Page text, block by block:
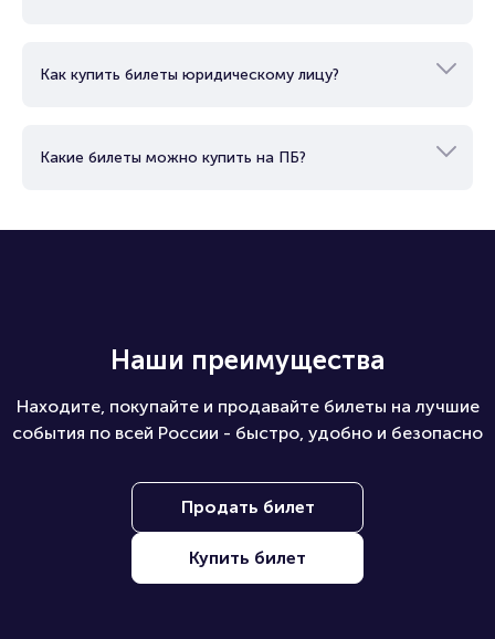
Как купить билеты юридическому лицу?
Какие билеты можно купить на ПБ?
Наши преимущества
Находите, покупайте и продавайте билеты на лучшие
события по всей России - быстро, удобно и безопасно
Продать билет
Купить билет